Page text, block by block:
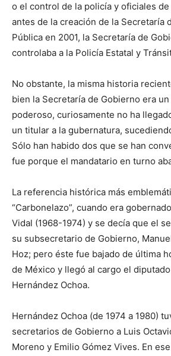
o el control de la policía y oficiales
antes de la creación de la Secretaría
Pública en 2001, la Secretaría de
controlaba a la Policía Estatal y
No obstante, la misma historia
bien la Secretaría de Gobierno era
poderoso, curiosamente no ha
un titular a la gubernatura,
Sólo han habido dos que se han
fue porque el mandatario en turno
La referencia histórica más
“Carbonelazo”, cuando era
Vidal (1968-1974) y se decía que el
su subsecretario de Gobierno,
Hoz; pero éste fue bajado de última
de México y llegó al cargo el
Hernández Ochoa.
Hernández Ochoa (de 1974 a 1980)
secretarios de Gobierno a Luis
Moreno y Emilio Gómez Vives. En